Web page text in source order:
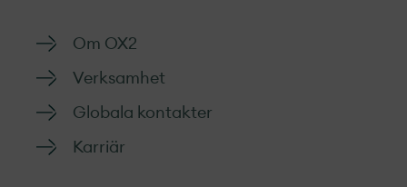
Om OX2
Verksamhet
Globala kontakter
Karriär